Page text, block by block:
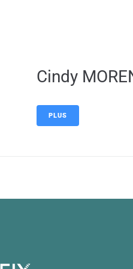
Cindy
PLUS